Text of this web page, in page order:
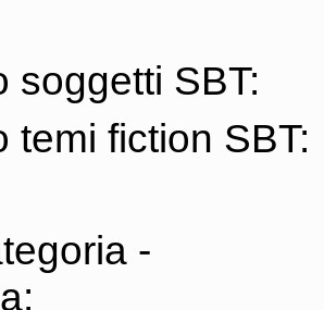
soggetti SBT:
temi fiction SBT:
-